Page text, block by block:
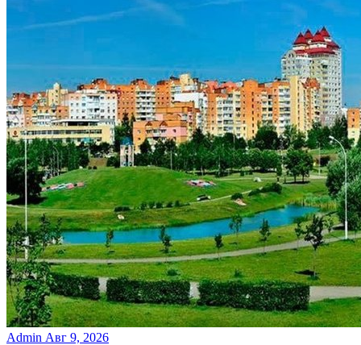
Admin Авг 9, 2026